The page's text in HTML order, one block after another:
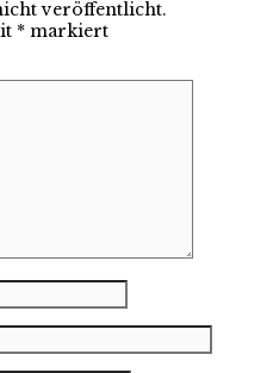
veröffentlicht.
* markiert